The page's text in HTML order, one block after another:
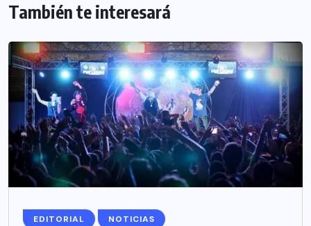
También te interesará
EDITORIAL NOTICIAS